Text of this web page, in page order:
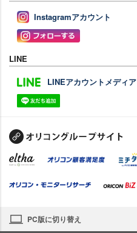
Instagramアカウント
LINE
LINEアカウントメディア
PC版に切り替え